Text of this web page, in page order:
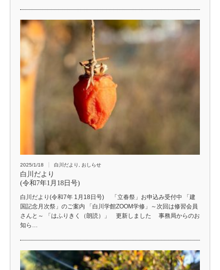
2025/1/18 白川だより おしらせ
白川だより
(令和7年1月18日号)
白川だより(令和7年 1月18日号) 「立春祭」お申込み受付中 「建
国記念月次祭」のご案内 「白川学館ZOOM学修」～次回は修習会員
さんと～ 「はふりきく（朗読）」 更新しました 事務局からのお
知ら…